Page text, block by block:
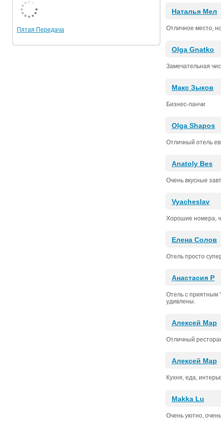
Наталья Мел
Отличное место,
Olga Gnatko
Замечательная
Макс Зыков
Бизнес-ланчи
Olga Shapos
Отличный отель
Anatoly Bes
Очень вкусные
Vyacheslav
Хорошие номера,
Елена Солов
Отель просто
Анастасия Р
Отель с приятным
удивлены.
Алексей Мар
Отличный
Алексей Мар
Кухня, еда,
Makka Lu
Очень уютно,
Пятая Передача